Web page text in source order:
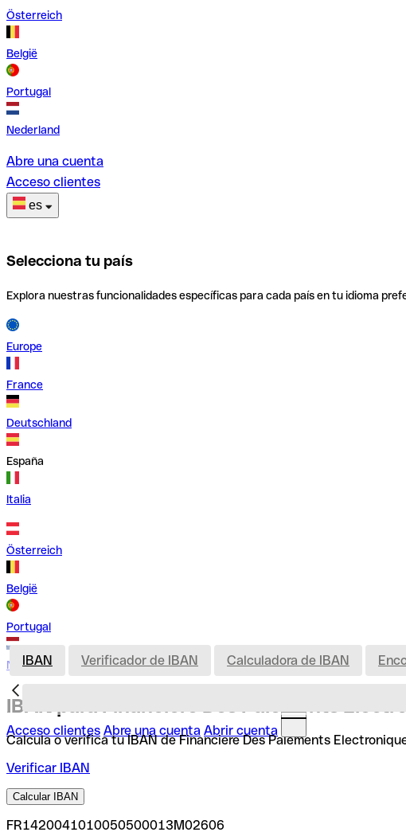
Österreich
België
Portugal
Nederland
Abre una cuenta
Acceso clientes
es
Selecciona tu país
Explora nuestras funcionalidades específicas para cada país en tu idioma
Europe
France
Deutschland
España
Italia
Österreich
België
Portugal
Nederland
Acceso clientes Abre una cuenta Abrir cuenta
IBAN Verificador de IBAN Calculadora de IBAN
IBAN para Financiere Des Paiements
Calcula o verifica tu IBAN de Financiere Des Paiements
Verificar IBAN
Calcular IBAN
FR1420041010050500013M02606